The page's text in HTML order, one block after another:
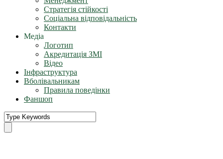
Стратегія стійкості
Соціальна відповідальність
Контакти
Медіа
Логотип
Акредитація ЗМІ
Відео
Інфраструктура
Вболівальникам
Правила поведінки
Фаншоп